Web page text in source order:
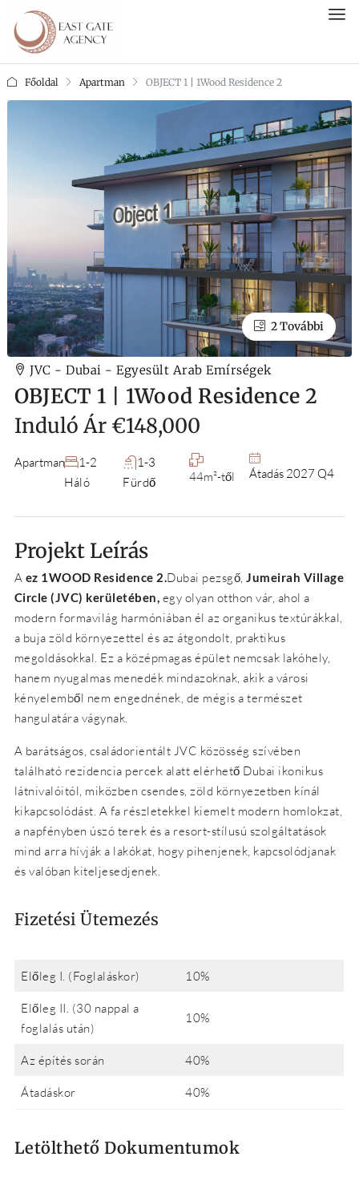
Főoldal Apartman OBJECT 1 | 1Wood Residence 2
2 További
JVC - Dubai - Egyesült Arab Emírségek
OBJECT 1 | 1Wood Residence 2
Induló Ár €148,000
Apartman
Háló
1-2
Fürdő
1-3
44m²-től
Átadás 2027 Q4
Projekt Leírás
A ez 1WOOD Residence 2.Dubai pezsgő,Jumeirah Village
Circle (JVC) kerületében, egy olyan otthon vár, ahol a
modern formavilág harmóniában él az organikus textúrákkal,
a buja zöld környezettel és az átgondolt, praktikus
megoldásokkal. Ez a középmagas épület nemcsak lakóhely,
hanem nyugalmas menedék mindazoknak, akik a városi
kényelemből nem engednének, de mégis a természet
hangulatára vágynak.
A barátságos, családorientált JVC közösség szívében
található rezidencia percek alatt elérhető Dubai ikonikus
látnivalóitól, miközben csendes, zöld környezetben kínál
kikapcsolódást. A fa részletekkel kiemelt modern homlokzat,
a napfényben úszó terek és a resort-stílusú szolgáltatások
mind arra hívják a lakókat, hogy pihenjenek, kapcsolódjanak
és valóban kiteljesedjenek.
Fizetési Ütemezés
Előleg I. (Foglaláskor) 10%
Előleg II. (30 nappal a
foglalás után)
10%
Az építés során 40%
Átadáskor 40%
Letölthető Dokumentumok